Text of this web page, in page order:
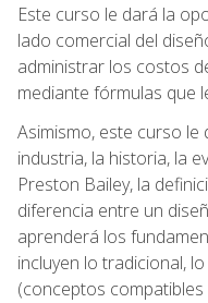
Este curso le dará la
lado comercial del
administrar los costos
mediante fórmulas que
Asimismo, este curso
industria, la historia, la
Preston Bailey, la
diferencia entre un
aprenderá los
incluyen lo tradicional,
(conceptos